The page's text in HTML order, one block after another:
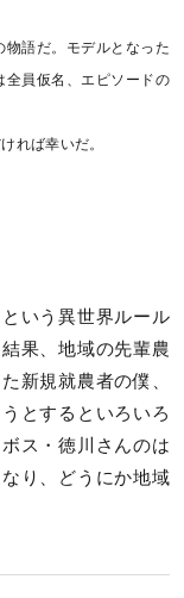
語だ。モデルとなった
全員仮名、エピソードの
れば幸いだ。
いう異世界ルール
果、地域の先輩農
新規就農者の僕、
とするといろいろ
ス・徳川さんのは
り、どうにか地域